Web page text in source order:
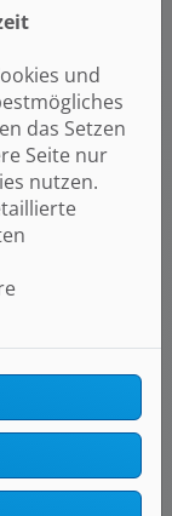
und
das Setzen
Seite nur
nutzen.